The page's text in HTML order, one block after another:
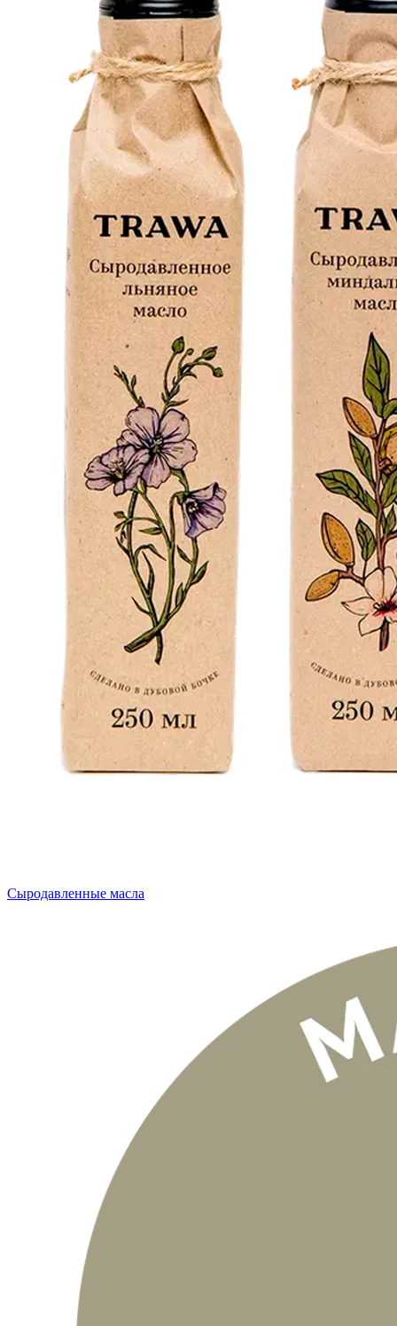
Сыродавленные масла